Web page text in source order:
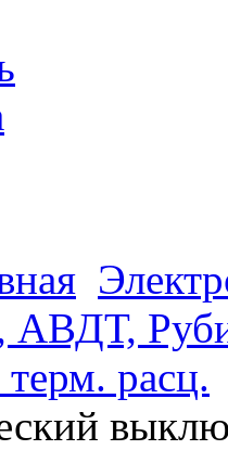
расц.